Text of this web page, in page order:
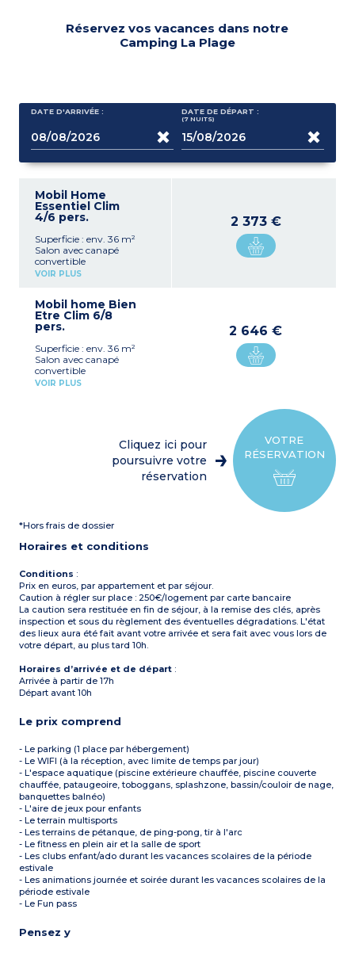
Réservez vos vacances dans notre
Camping La Plage
DATE D'ARRIVÉE : DATE DE DÉPART :
(7 NUITS)
Mobil Home
Essentiel Clim
4/6 pers.
Superficie : env. 36 m²
Salon avec canapé
convertible
Coin cuisine avec
bouilloire, cafetière et
grille-pain
1 chambre avec 1 lit double
1 chambre avec 2 lits
simples (80x190)
Salle de bain avec douche
et lavabo
VOIR PLUS
2 373 €
Mobil home Bien
Etre Clim 6/8
pers.
Superficie : env. 36 m²
Salon avec canapé
convertible
Coin cuisine avec
1 chambre avec 1 lit double
2 chambres avec 2 lits
Salle de bain avec douche,
extérieur
VOIR PLUS
2 646 €
VOTRE
RÉSERVATION
Cliquez ici pour
poursuivre votre
réservation
*Hors frais de dossier
Horaires et conditions
Conditions :
Prix en euros, par appartement et par séjour.
Caution à régler sur place : 250€/logement par carte bancaire
La caution sera restituée en fin de séjour, à la remise des clés, après
inspection et sous du règlement des éventuelles dégradations. L'état
des lieux aura été fait avant votre arrivée et sera fait avec vous lors de
votre départ, au plus tard 10h.
Horaires d’arrivée et de départ :
Arrivée à partir de 17h
Départ avant 10h
Le prix comprend
- Le parking (1 place par hébergement)
- Le WIFI (à la réception, avec limite de temps par jour)
- L'espace aquatique (piscine extérieure chauffée, piscine couverte
chauffée, pataugeoire, toboggans, splashzone, bassin/couloir de nage,
banquettes balnéo)
- L'aire de jeux pour enfants
- Le terrain multisports
- Les terrains de pétanque, de ping-pong, tir à l'arc
- Le fitness en plein air et la salle de sport
- Les clubs enfant/ado durant les vacances scolaires de la période
estivale
- Les animations journée et soirée durant les vacances scolaires de la
période estivale
- Le Fun pass
Pensez y